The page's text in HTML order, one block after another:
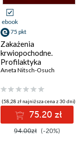
ebook
75 pkt
Zakażenia
krwiopochodne.
Profilaktyka
Aneta Nitsch-Osuch
(58,28 zł najniższa cena z 30 dni)
75.20 zł
94.00zł (-20%)